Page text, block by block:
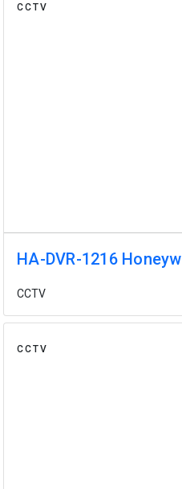
CCTV
HA-DVR-1216
CCTV
CCTV